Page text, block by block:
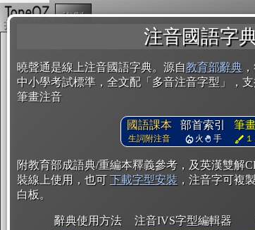
注音國語字
曉聲通是線上注音國語字典。源自教育部辭典
中小學考試標準，全文配「多音注音字型」，
筆畫注音
國語課本
生詞附注音
部首索引
火 手
筆
附教育部成語典/重編本釋義參考，及英漢雙解
裝線上使用，也可 下載字型安裝 ，注音字可複
白板。
辭典使用方法 注音IVS字型編輯器
複製